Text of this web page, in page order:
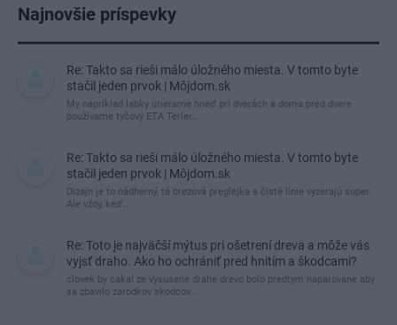
Najnovšie príspevky
Re: Takto sa rieši málo úložného miesta. V tomto byte
stačil jeden prvok | Môjdom.sk
My napríklad labky utierame hneď pri dverách a doma pred dvere
používame tyčový ETA Terier…
Re: Takto sa rieši málo úložného miesta. V tomto byte
stačil jeden prvok | Môjdom.sk
Dizajn je to nádherný, tá brezová preglejka a čisté línie vyzerajú super.
Ale vždy, keď…
Re: Toto je najväčší mýtus pri ošetrení dreva a môže vás
vyjsť draho. Ako ho ochrániť pred hnitím a škodcami?
clovek by cakal ze vysusene drahe drevo bolo predtym naparovane aby
sa zbavilo zarodkov skodcov...